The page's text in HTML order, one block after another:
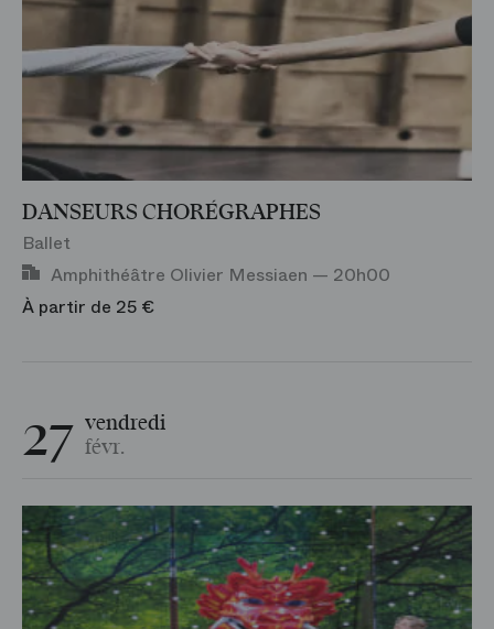
DANSEURS CHORÉGRAPHES
Ballet
Amphithéâtre Olivier Messiaen — 20h00
À partir de 25 €
27 vendredi
févr.